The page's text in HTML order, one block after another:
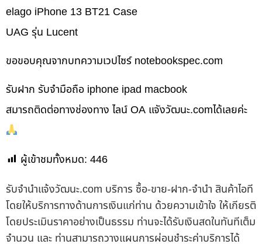
elago iPhone 13 BT21 Case
UAG รุ่น Lucent
ขอขอบคุณจากบทความเวปไซร์ notebookspec.com
รับฝาก รับจำมือถือ iphone ipad macbook
สมารถติดต่อทางช่องทาง ไลน์ OA แจังวัฒนะ.comได้เลยค่ะ
ผู้เข้าชมทั้งหมด: 446
รับจํานําแจ้งวัฒนะ.com บริการ ซื้อ-ขาย-ฝาก-จำนำ สินค้าไอที
โดยให้บริการทางด้านการเงินแก่ท่าน ด้วยความเข้าใจ ให้เกียรติ
โดยประเมินราคาอย่างเป็นธรรม ท่านจะได้รับเงินสดในทันทีเต็ม
จำนวน และ ท่านสามารถวางแผนการผ่อนชำระค่าบริการได้